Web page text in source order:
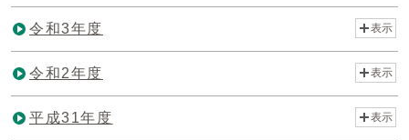
令和3年度 表示
令和2年度 表示
平成31年度 表示